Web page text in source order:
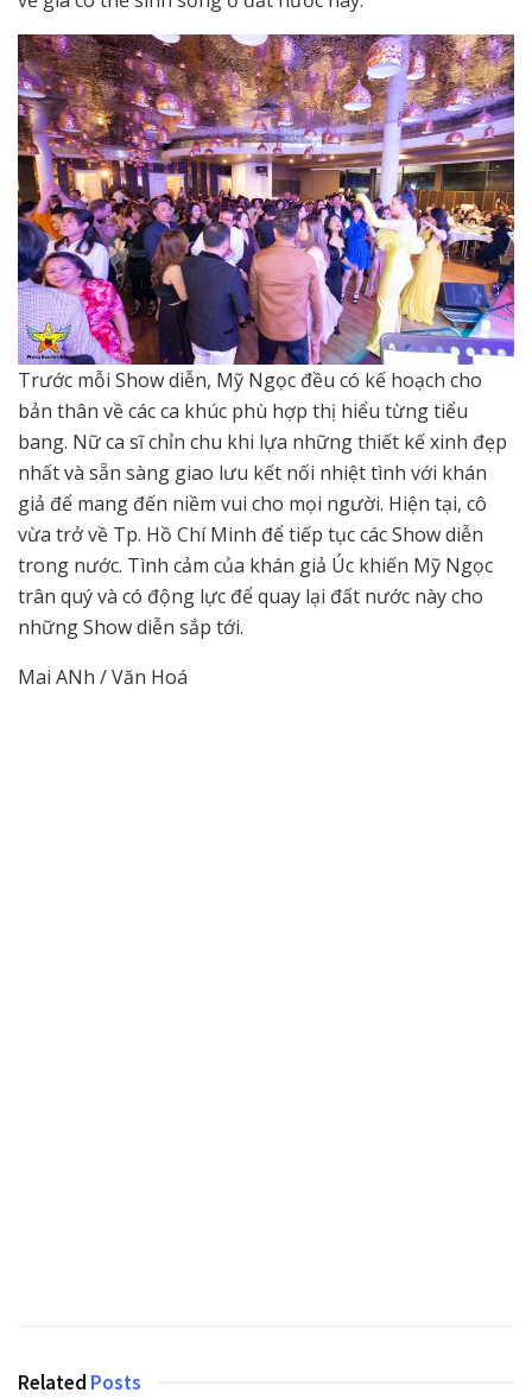
Trước mỗi Show diễn, Mỹ Ngọc đều có kế hoạch cho
bản thân về các ca khúc phù hợp thị hiểu từng tiểu
bang. Nữ ca sĩ chỉn chu khi lựa những thiết kế xinh đẹp
nhất và sẵn sàng giao lưu kết nối nhiệt tình với khán
giả để mang đến niềm vui cho mọi người. Hiện tại, cô
vừa trở về Tp. Hồ Chí Minh để tiếp tục các Show diễn
trong nước. Tình cảm của khán giả Úc khiến Mỹ Ngọc
trân quý và có động lực để quay lại đất nước này cho
những Show diễn sắp tới.
Mai ANh / Văn Hoá
Related Posts